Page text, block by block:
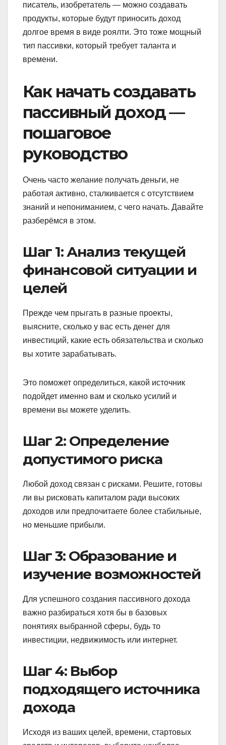
писатель, изобретатель — можно создавать
продукты, которые будут приносить доход
долгое время в виде роялти. Это тоже мощный
тип пассивки, который требует таланта и
времени.
Как начать создавать
пассивный доход —
пошаговое
руководство
Очень часто желание получать деньги, не
работая активно, сталкивается с отсутствием
знаний и непониманием, с чего начать. Давайте
разберёмся в этом.
Шаг 1: Анализ текущей
финансовой ситуации и
целей
Прежде чем прыгать в разные проекты,
выясните, сколько у вас есть денег для
инвестиций, какие есть обязательства и сколько
вы хотите зарабатывать.
Это поможет определиться, какой источник
подойдет именно вам и сколько усилий и
времени вы можете уделить.
Шаг 2: Определение
допустимого риска
Любой доход связан с рисками. Решите, готовы
ли вы рисковать капиталом ради высоких
доходов или предпочитаете более стабильные,
но меньшие прибыли.
Шаг 3: Образование и
изучение возможностей
Для успешного создания пассивного дохода
важно разбираться хотя бы в базовых
понятиях выбранной сферы, будь то
инвестиции, недвижимость или интернет.
Шаг 4: Выбор
подходящего источника
дохода
Исходя из ваших целей, времени, стартовых